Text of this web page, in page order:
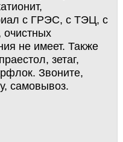
с ГРЭС, с ТЭЦ, с
очистных
не имеет. Также
зетаг,
Звоните,
самовывоз.